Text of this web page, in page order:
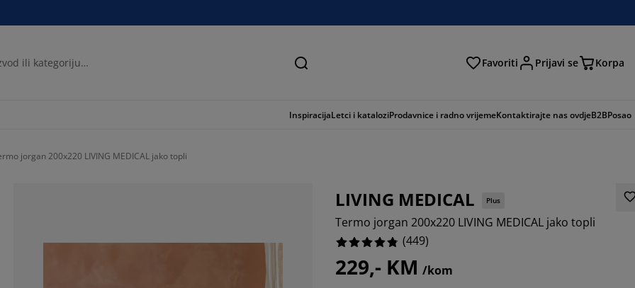
Traži Favoriti Prijavi se Korpa
InspiracijaLetci i kataloziProdavnice i radno vrijemeKontaktirajte nas ovdjeB2BPosao
jorgan 200x220 LIVING MEDICAL jako topli
LIVING MEDICAL Plus
Termo jorgan 200x220 LIVING MEDICAL jako topli
(449)
229,- KM /kom
91.98218262806236%